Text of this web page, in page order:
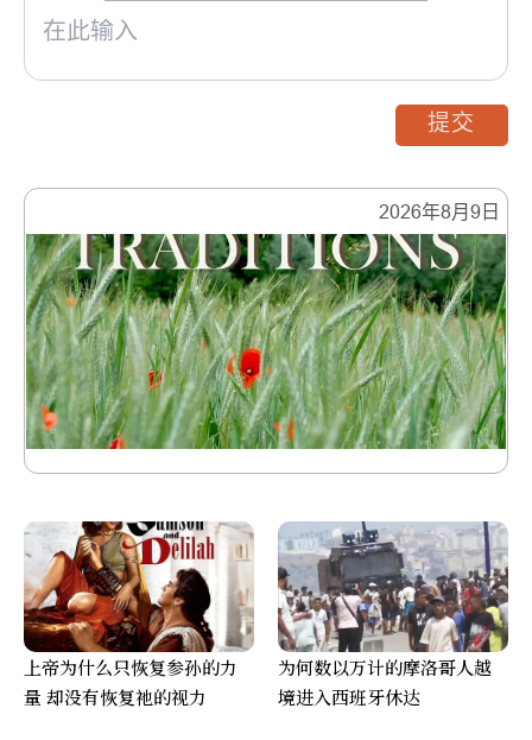
2026年8月9日
提交
上帝为什么只恢复参孙的力
量 却没有恢复祂的视力
为何数以万计的摩洛哥人越
境进入西班牙休达